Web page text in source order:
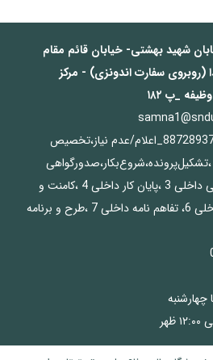
شهید بهشتی- خیابان قائم مقام
(روبروی سفارت اندونزی) - مرکز
_پ
021_88109921_88728937_اعلام/عدم نیاز،تخصیص
نخبگان به سازمانها داخلی 1 ،تشکیل‌پرونده،شروع‌بکار،صدورگواهی
داخلی 2 ،دوره آموزش نظامی داخلی 3 ،پایان کار داخلی 4 ،کامنت و
سایت داخلی 5 ،دبیرخانه داخلی 6، تفاهم نامه داخلی 7 ،طرح و برنامه
چهارشنبه